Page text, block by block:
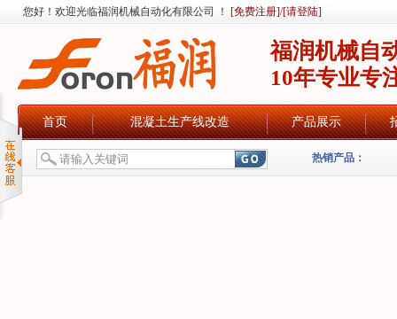
您好！欢迎光临福润机械自动化有限公司 ！ [免费注册]/[请登陆]
福润机械自
10年专业专
首页 混凝土生产线改造 产品展示
热销产品：